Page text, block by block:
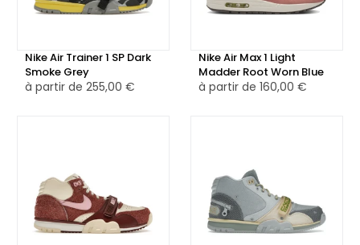
apporte la touche finale à cette silhouette revisité.
🏞️ Avec son look outdoor, cette chaussure s'inscrit
parfaitement dans la tendance techwear actuelle, et elle
devrait ravir les amateurs de silhouettes avant-gardistes !
Nike Air Trainer 1 SP Dark
Smoke Grey
à partir de 255,00 €
Nike Air Max 1 Light
Madder Root Worn Blue
à partir de 160,00 €